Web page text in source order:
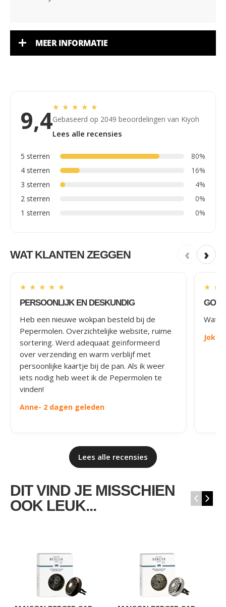
MEER INFORMATIE
9,4★ ★ ★ ★ ★
Gebaseerd op 2049 beoordelingen van Kiyoh
Lees alle recensies
5 sterren
80%
4 sterren
16%
3 sterren
4%
2 sterren
0%
1 sterren
0%
WAT KLANTEN ZEGGEN ‹ ›
★ ★ ★ ★ ★
PERSOONLIJK EN DESKUNDIG
Heb een nieuwe wokpan besteld bij de
Pepermolen. Overzichtelijke website, ruime
sortering. Werd adequaat geïnformeerd
over verzending en warm verblijf met
persoonlijke kaartje bij de pan. Als ik weer
iets nodig heb weet ik de Pepermolen te
vinden!
Anne- 2 dagen geleden
★ ★
Wat
Joke
Lees alle recensies
DIT VIND JE MISSCHIEN
OOK LEUK...
‹ ›